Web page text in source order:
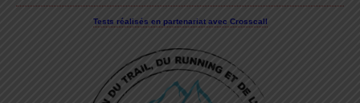
Tests réalisés en partenariat avec Crosscall